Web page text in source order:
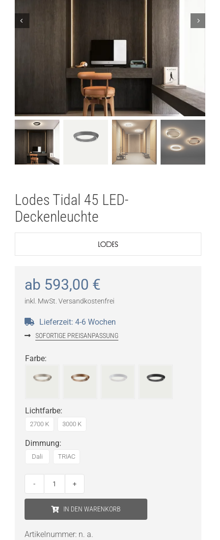
Lichtplanung
Sale
Lodes Tidal 45 LED-
Deckenleuchte
ab 593,00 €
inkl. MwSt. Versandkostenfrei
Lieferzeit: 4-6 Wochen
SOFORTIGE PREISANPASSUNG
Farbe:
Lichtfarbe:
2700 K 3000 K
Dimmung:
Dali TRIAC
IN DEN WARENKORB
Artikelnummer: n. a.